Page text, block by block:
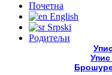
Почетна
English
Srpski
Родитељи